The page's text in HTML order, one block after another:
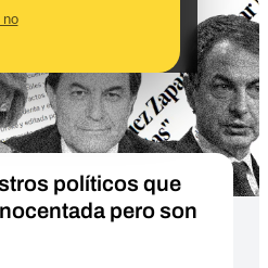
políticos que
pero son